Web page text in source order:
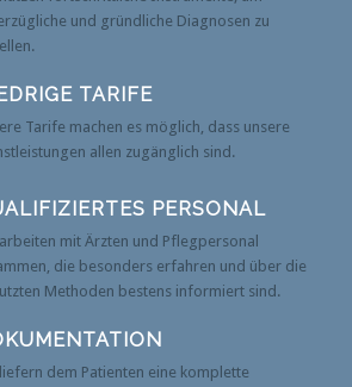
und gründliche Diagnosen zu
TARIFE
Tarife machen es möglich, dass unsere
allen zugänglich sind.
PERSONAL
mit Ärzten und Pflegpersonal
die besonders erfahren und über die
Methoden bestens informiert sind.
dem Patienten eine komplette